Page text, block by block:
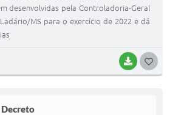
BAIXAR
desenvolvidas pela Controladoria-Geral
MS para o exercício de 2022 e dá
Decreto